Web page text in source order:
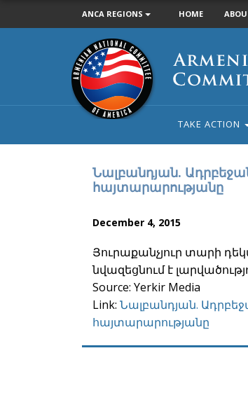
ANCA REGIONS HOME
Armenian
National
Committee
of
America
TAKE ACTION
Նալբանդյան.
հայտարարությանը
December 4, 2015
Յուրաքանչյուր տարի
նվազեցնում է
Source: Yerkir Media
Link: Նալբանդյան.
հայտարարությանը